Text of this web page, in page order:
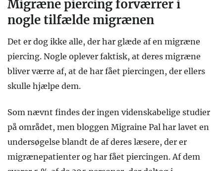
Migræne piercing forværrer i
nogle tilfælde migrænen
Det er dog ikke alle, der har glæde af en migræne
piercing. Nogle oplever faktisk, at deres migræne
bliver værre af, at de har fået piercingen, der ellers
skulle hjælpe dem.
Som nævnt findes der ingen videnskabelige studier
på området, men bloggen Migraine Pal har lavet en
undersøgelse blandt de af deres læsere, der er
migrænepatienter og har fået piercingen. Af dem